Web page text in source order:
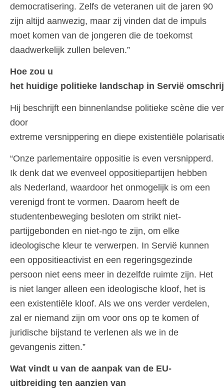
democratisering. Zelfs de veteranen uit de jaren 90
zijn altijd aanwezig, maar zij vinden dat de impuls
moet komen van de jongeren die de toekomst
daadwerkelijk zullen beleven.”
Hoe zou u
het huidige politieke landschap in Servië
Hij beschrijft een binnenlandse politieke scène die
door
extreme versnippering en diepe existentiële
“Onze parlementaire oppositie is even versnipperd.
Ik denk dat we evenveel oppositiepartijen hebben
als Nederland, waardoor het onmogelijk is om een
verenigd front te vormen. Daarom heeft de
studentenbeweging besloten om strikt niet-
partijgebonden en niet-ngo te zijn, om elke
ideologische kleur te verwerpen. In Servië kunnen
een oppositieactivist en een regeringsgezinde
persoon niet eens meer in dezelfde ruimte zijn. Het
is niet langer alleen een ideologische kloof, het is
een existentiële kloof. Als we ons verder verdelen,
zal er niemand zijn om voor ons op te komen of
juridische bijstand te verlenen als we in de
gevangenis zitten.”
Wat vindt u van de aanpak van de EU-
uitbreiding ten aanzien van